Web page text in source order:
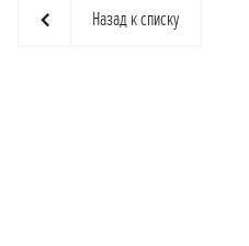
Назад к списку